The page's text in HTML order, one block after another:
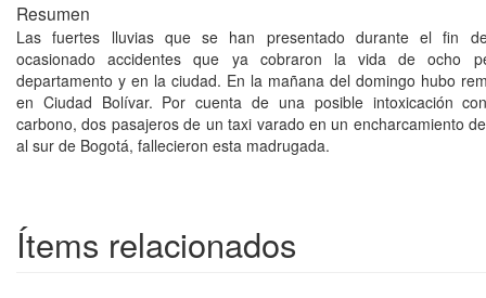
Resumen
Las fuertes lluvias que se han presentado durante el fin
ocasionado accidentes que ya cobraron la vida de ocho
departamento y en la ciudad. En la mañana del domingo hubo
en Ciudad Bolívar. Por cuenta de una posible intoxicación
carbono, dos pasajeros de un taxi varado en un encharcamiento
al sur de Bogotá, fallecieron esta madrugada.
Ítems relacionados